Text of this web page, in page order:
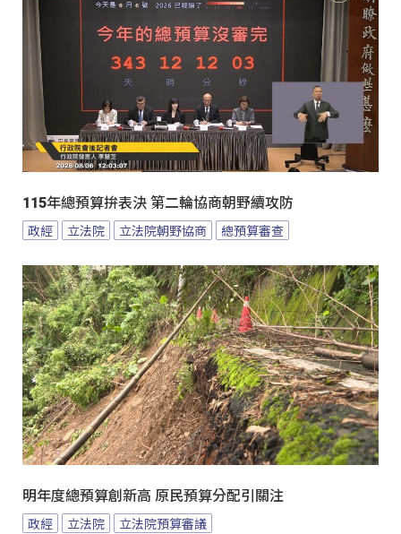
115年總預算拚表決 第二輪協商朝野續攻防
政經 立法院 立法院朝野協商 總預算審查
明年度總預算創新高 原民預算分配引關注
政經 立法院 立法院預算審議